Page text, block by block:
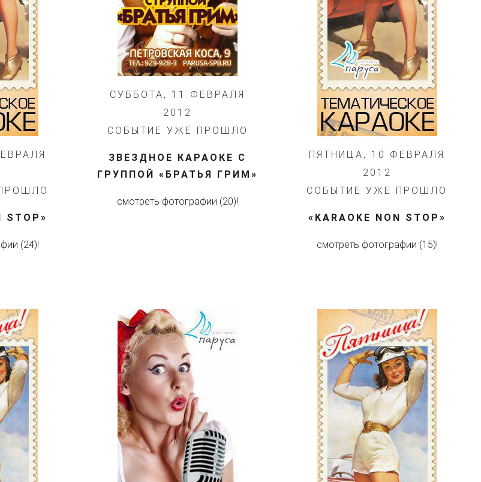
STOP»
(24)!
СУББОТА, 11 ФЕВРАЛЯ
2012
СОБЫТИЕ УЖЕ ПРОШЛО
ЗВЕЗДНОЕ КАРАОКЕ С
ГРУППОЙ «БРАТЬЯ ГРИМ»
смотреть фотографии (20)!
ПЯТНИЦА, 10 ФЕВРАЛЯ
2012
СОБЫТИЕ УЖЕ ПРОШЛО
«KARAOKE NON STOP»
смотреть фотографии (15)!